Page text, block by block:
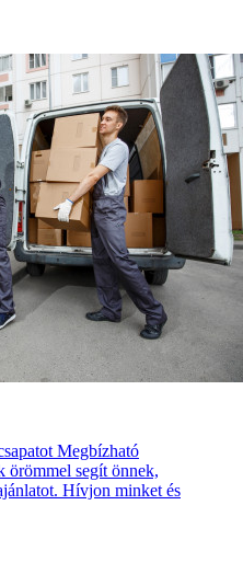
Megbízható
örömmel segít önnek,
Hívjon minket és